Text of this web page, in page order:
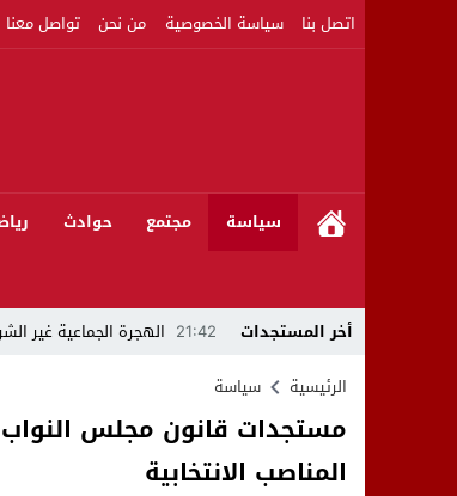
اتصل بنا سياسة الخصوصية من نحن تواصل معنا
سياسة مجتمع حوادث
أخر المستجدات 21:42 الهجرة الجماعية غير
21:16
08:50 مبادرات مواطنة
22:59 رئيس جماعة عين
الرئيسية سياسة
مستجدات قانون مجلس النواب:
المناصب الانتخابية